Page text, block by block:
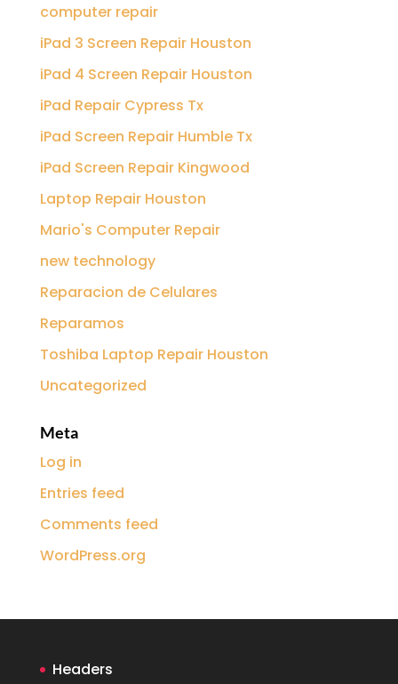
computer repair
iPad 3 Screen Repair Houston
iPad 4 Screen Repair Houston
iPad Repair Cypress Tx
iPad Screen Repair Humble Tx
iPad Screen Repair Kingwood
Laptop Repair Houston
Mario's Computer Repair
new technology
Reparacion de Celulares
Reparamos
Toshiba Laptop Repair Houston
Uncategorized
Meta
Log in
Entries feed
Comments feed
WordPress.org
Headers